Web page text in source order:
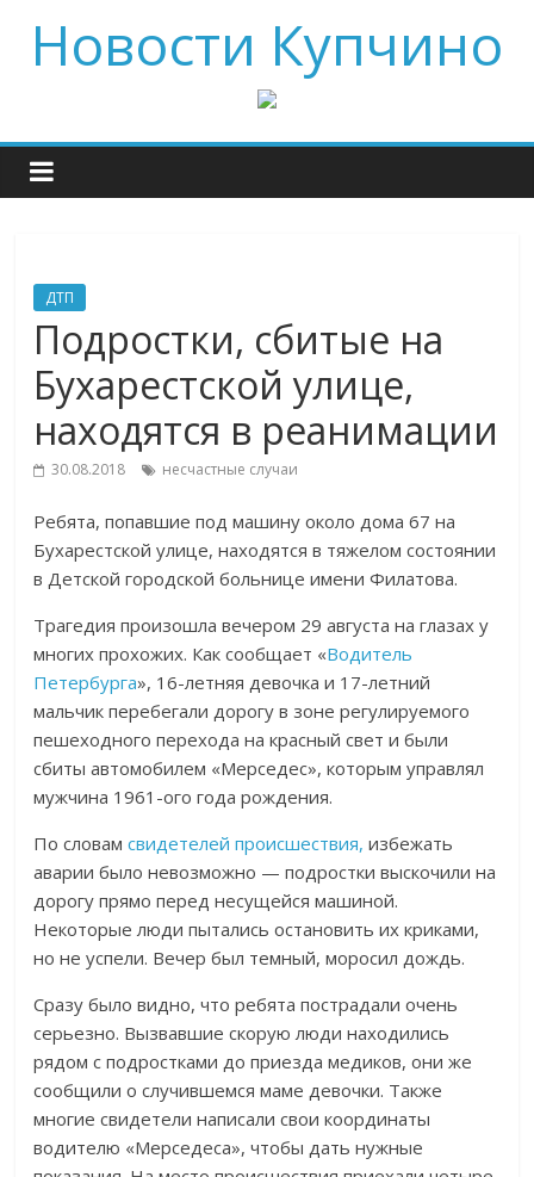
Новости Купчино
ДТП
Подростки, сбитые на
Бухарестской улице,
находятся в реанимации
30.08.2018 несчастные случаи
Ребята, попавшие под машину около дома 67 на
Бухарестской улице, находятся в тяжелом состоянии
в Детской городской больнице имени Филатова.
Трагедия произошла вечером 29 августа на глазах у
многих прохожих. Как сообщает «Водитель
Петербурга», 16-летняя девочка и 17-летний
мальчик перебегали дорогу в зоне регулируемого
пешеходного перехода на красный свет и были
сбиты автомобилем «Мерседес», которым управлял
мужчина 1961-ого года рождения.
По словам свидетелей происшествия, избежать
аварии было невозможно — подростки выскочили на
дорогу прямо перед несущейся машиной.
Некоторые люди пытались остановить их криками,
но не успели. Вечер был темный, моросил дождь.
Сразу было видно, что ребята пострадали очень
серьезно. Вызвавшие скорую люди находились
рядом с подростками до приезда медиков, они же
сообщили о случившемся маме девочки. Также
многие свидетели написали свои координаты
водителю «Мерседеса», чтобы дать нужные